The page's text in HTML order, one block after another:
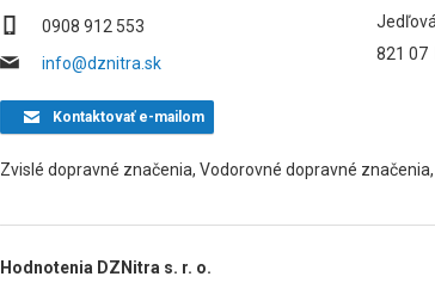
0908 912 553
info@dznitra.sk
821 07
Kontaktovaťe-mailom
Zvislé dopravné značenia, Vodorovné dopravné
Hodnotenia DZNitra s. r. o.